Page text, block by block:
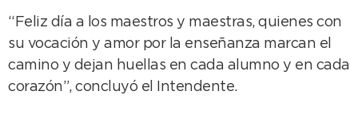
“Feliz día a los maestros y maestras, quienes con
su vocación y amor por la enseñanza marcan el
camino y dejan huellas en cada alumno y en cada
corazón”, concluyó el Intendente.